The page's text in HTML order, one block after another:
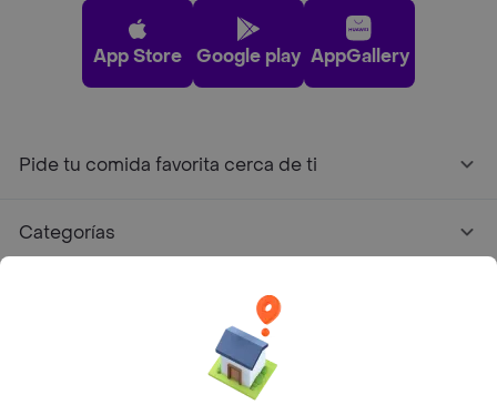
App Store Google play AppGallery
Pide tu comida favorita cerca de ti
Categorías